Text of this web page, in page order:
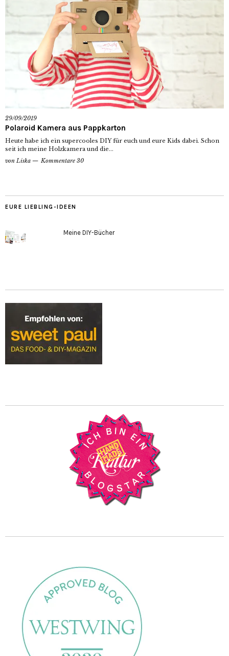
29/09/2019
Polaroid Kamera aus Pappkarton
Heute habe ich ein supercooles DIY für euch und eure Kids dabei. Schon
seit ich meine Holzkamera und die...
von Liska Kommentare 30
EURE LIEBLING-IDEEN
Meine DIY-Bücher